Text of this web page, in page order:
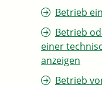
Betrieb
Betrieb
einer
anzeigen
Betrieb